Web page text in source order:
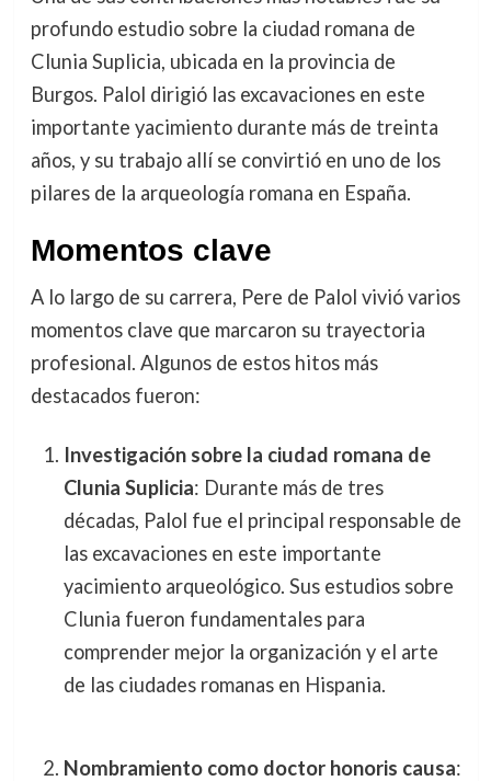
profundo estudio sobre la ciudad romana de
Clunia Suplicia, ubicada en la provincia de
Burgos. Palol dirigió las excavaciones en este
importante yacimiento durante más de treinta
años, y su trabajo allí se convirtió en uno de los
pilares de la arqueología romana en España.
Momentos clave
A lo largo de su carrera, Pere de Palol vivió varios
momentos clave que marcaron su trayectoria
profesional. Algunos de estos hitos más
destacados fueron:
Investigación sobre la ciudad romana de
Clunia Suplicia: Durante más de tres
décadas, Palol fue el principal responsable de
las excavaciones en este importante
yacimiento arqueológico. Sus estudios sobre
Clunia fueron fundamentales para
comprender mejor la organización y el arte
de las ciudades romanas en Hispania.
Nombramiento como doctor honoris causa: